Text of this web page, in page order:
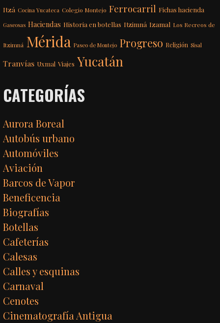
Itzá Cocina Yucateca Colegio Montejo Ferrocarril Fichas hacienda
Gaseosas Haciendas Historia en botellas Itzimná Izamal Los Recreos de
Itzimná Mérida Paseo de Montejo Progreso Religión Sisal
Tranvías Uxmal Viajes Yucatán
CATEGORÍAS
Aurora Boreal
Autobús urbano
Automóviles
Aviación
Barcos de Vapor
Beneficencia
Biografías
Botellas
Cafeterías
Calesas
Calles y esquinas
Carnaval
Cenotes
Cinematografía Antigua